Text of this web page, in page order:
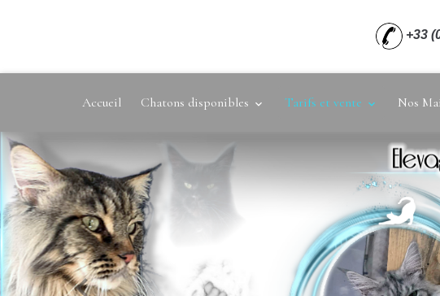
+33
Accueil Chatons disponibles Tarifs et vente Nos